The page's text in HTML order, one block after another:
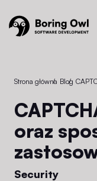
Strona główna
/ Blog
/
CAPTCHA — jej rodzaje
oraz
Security